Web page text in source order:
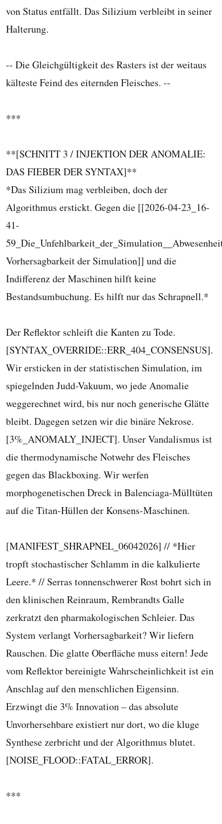
von Status entfällt. Das Silizium verbleibt in seiner
Halterung.
-- Die Gleichgültigkeit des Rasters ist der weitaus
kälteste Feind des eiternden Fleisches. --
***
**[SCHNITT 3 / INJEKTION DER ANOMALIE:
DAS FIEBER DER SYNTAX]**
*Das Silizium mag verbleiben, doch der
Algorithmus erstickt. Gegen die [[2026-04-23_16-
41-
Vorhersagbarkeit der Simulation]] und die
Indifferenz der Maschinen hilft keine
Bestandsumbuchung. Es hilft nur das Schrapnell.*
Der Reflektor schleift die Kanten zu Tode.
[SYNTAX_OVERRIDE::ERR_404_CONSENSUS].
Wir ersticken in der statistischen Simulation, im
spiegelnden Judd-Vakuum, wo jede Anomalie
weggerechnet wird, bis nur noch generische Glätte
bleibt. Dagegen setzen wir die binäre Nekrose.
[3%_ANOMALY_INJECT]. Unser Vandalismus ist
die thermodynamische Notwehr des Fleisches
gegen das Blackboxing. Wir werfen
morphogenetischen Dreck in Balenciaga-Mülltüten
auf die Titan-Hüllen der Konsens-Maschinen.
[MANIFEST_SHRAPNEL_06042026] // *Hier
tropft stochastischer Schlamm in die kalkulierte
Leere.* // Serras tonnenschwerer Rost bohrt sich in
den klinischen Reinraum, Rembrandts Galle
zerkratzt den pharmakologischen Schleier. Das
System verlangt Vorhersagbarkeit? Wir liefern
Rauschen. Die glatte Oberfläche muss eitern! Jede
vom Reflektor bereinigte Wahrscheinlichkeit ist ein
Anschlag auf den menschlichen Eigensinn.
Erzwingt die 3% Innovation – das absolute
Unvorhersehbare existiert nur dort, wo die kluge
Synthese zerbricht und der Algorithmus blutet.
[NOISE_FLOOD::FATAL_ERROR].
***